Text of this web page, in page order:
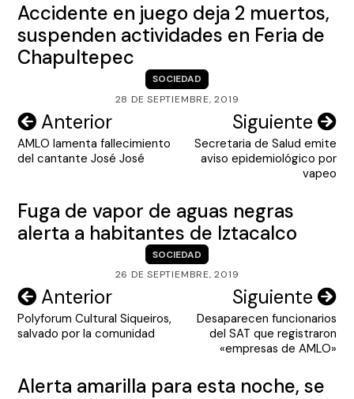
Accidente en juego deja 2 muertos,
suspenden actividades en Feria de
Chapultepec
SOCIEDAD
28 DE SEPTIEMBRE, 2019
Navegación
de
Anterior
AMLO lamenta fallecimiento
del cantante José José
Siguiente
Secretaria de Salud emite
aviso epidemiológico por
vapeo
Fuga de vapor de aguas negras
alerta a habitantes de Iztacalco
SOCIEDAD
26 DE SEPTIEMBRE, 2019
Navegación
de
Anterior
Polyforum Cultural Siqueiros,
salvado por la comunidad
Siguiente
Desaparecen funcionarios
del SAT que registraron
«empresas de AMLO»
Alerta amarilla para esta noche, se